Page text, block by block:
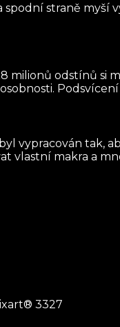
straně myší
milionů odstínů si
osobnosti.
vypracován tak,
vlastní makra a
3327